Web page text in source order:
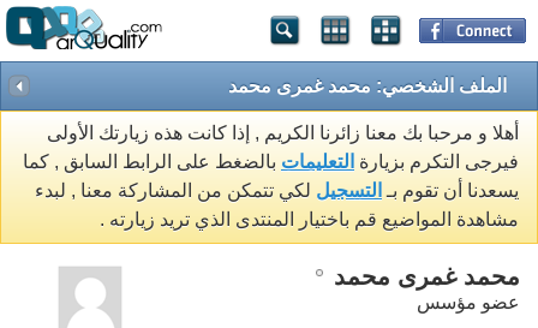
الملف الشخصي: محمد غمرى محمد
أهلا و مرحبا بك معنا زائرنا الكريم , إذا كانت هذه زيارتك الأولى
فيرجى التكرم بزيارة التعليمات بالضغط على الرابط السابق , كما
يسعدنا أن تقوم بـ التسجيل لكي تتمكن من المشاركة معنا , لبدء
مشاهدة المواضيع قم باختيار المنتدى الذي تريد زيارته .
محمد غمرى محمد
عضو مؤسس